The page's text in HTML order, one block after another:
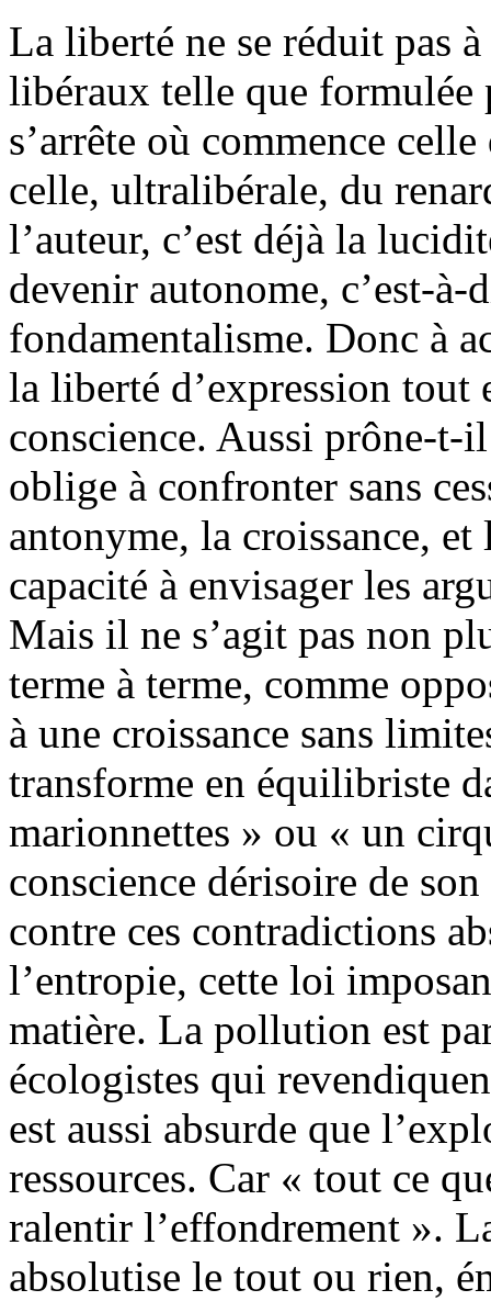
La liberté ne se réduit pas
libéraux telle que
s’arrête où commence
celle, ultralibérale, du
l’auteur, c’est déjà la
devenir autonome, c’est-
fondamentalisme. Donc à
la liberté d’expression tout
conscience. Aussi prône-t-
oblige à confronter sans
antonyme, la croissance,
capacité à envisager les
Mais il ne s’agit pas non
terme à terme, comme
à une croissance sans
transforme en équilibriste
marionnettes » ou « un
conscience dérisoire de
contre ces contradictions
l’entropie, cette loi
matière. La pollution est
écologistes qui
est aussi absurde que
ressources. Car « tout ce
ralentir l’effondrement ».
absolutise le tout ou rien,